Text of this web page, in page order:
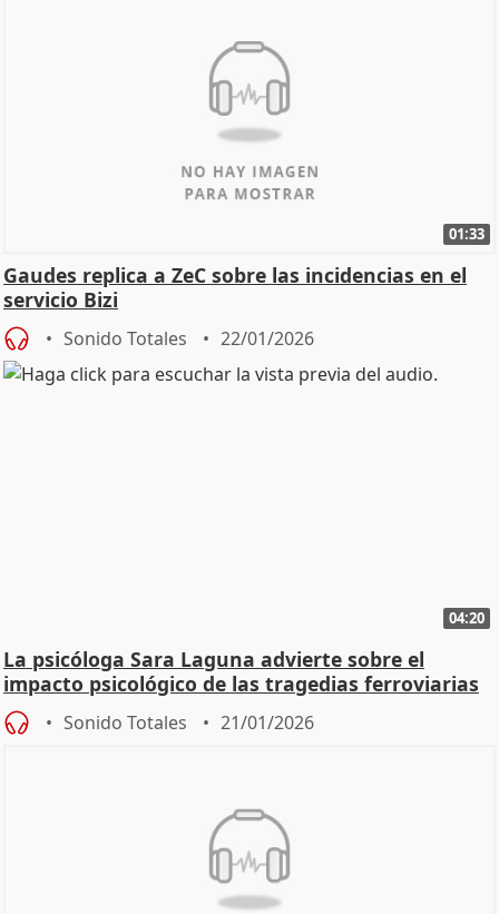
01:33
Gaudes replica a ZeC sobre las incidencias en el
servicio Bizi
Sonido Totales 22/01/2026
04:20
La psicóloga Sara Laguna advierte sobre el
impacto psicológico de las tragedias ferroviarias
Sonido Totales 21/01/2026